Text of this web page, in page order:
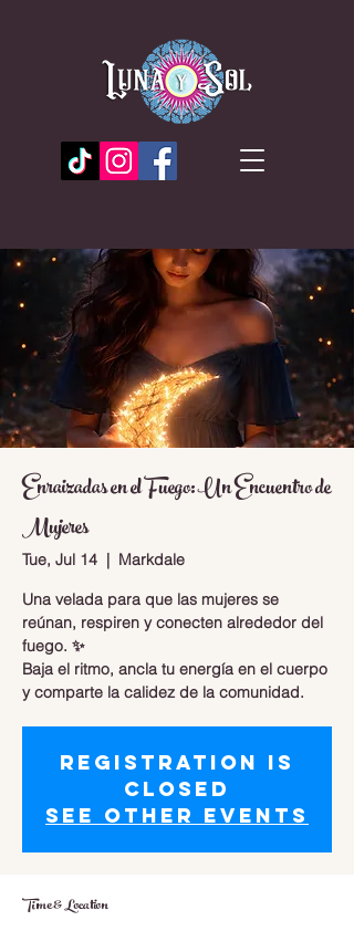
Enraizadas en el Fuego: Un Encuentro de
Mujeres
Tue, Jul 14
  |
Markdale
Una velada para que las mujeres se
reúnan, respiren y conecten alrededor del
fuego. ✨
Baja el ritmo, ancla tu energía en el cuerpo
y comparte la calidez de la comunidad.
Registration is
closed
See other events
Time & Location